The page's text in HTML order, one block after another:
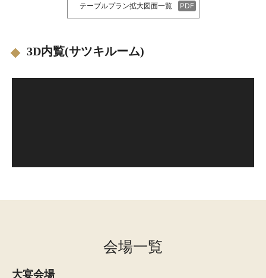
テーブルプラン拡大図面一覧
3D内覧(サツキルーム)
会場一覧
大宴会場